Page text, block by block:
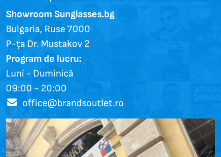
Showroom Sunglasses.bg
Bulgaria, Ruse 7000
P-ța Dr. Mustakov 2
Program de lucru:
Luni - Duminică
09:00 - 20:00
office@brandsoutlet.ro